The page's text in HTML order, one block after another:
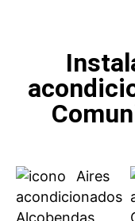
Aires
acondicionados
Alcobendas